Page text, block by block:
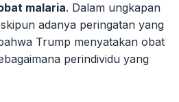
malaria. Dalam ungkapan
adanya peringatan yang
Trump menyatakan obat
perindividu yang